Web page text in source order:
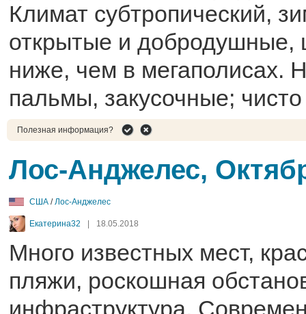
Климат субтропический,
открытые и добродушные,
ниже, чем в мегаполисах.
пальмы, закусочные; чисто
Полезная информация?
Лос-Анджелес,
США /Лос-Анджелес
Екатерина32 18.05.2018
Много известных мест,
пляжи, роскошная
инфраструктура.